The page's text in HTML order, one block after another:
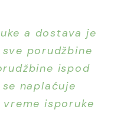
a dostava je
porudžbine
ispod
naplaćuje
isporuke